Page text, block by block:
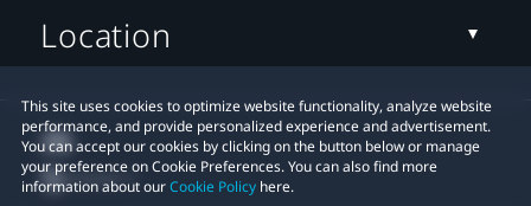
This site uses cookies to optimize website functionality, analyze website
performance, and provide personalized experience and advertisement.
You can accept our cookies by clicking on the button below or manage
your preference on Cookie Preferences. You can also find more
information about ourCookie Policy here.
Location